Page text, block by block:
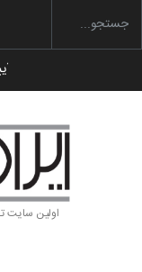
اولین سایت